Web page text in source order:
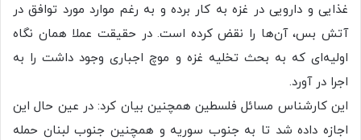
غذایی و دارویی در غزه به کار برده و به رغم موارد مورد توافق در
آتش بس، آن‌ها را نقض کرده است. در حقیقت عملا همان نگاه
اولیه‌ای که به بحث تخلیه غزه و موچ اجباری وجود داشت را به
اجرا در آورد.
این کارشناس مسائل فلسطین همچنین بیان کرد: در عین حال این
اجازه داده شد تا به جنوب سوریه و همچنین جنوب لبنان حمله